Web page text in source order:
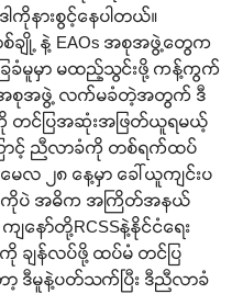
နားစွင့်နေပါတယ်။
ချို့ နဲ့ EAOs အစုအဖွဲ့တွေက
ေခံမူမှာ မထည့်သွင်းဖို့ ကန့်ကွက်
ာ်အစုအဖွဲ့ လက်မခံတဲ့အတွက် ဒီ
ကို တင်ပြအဆုံးအဖြတ်ယူရမယ့်
ောင့် ညီလာခံကို တစ်ရက်ထပ်
ေလ ၂၈ နေ့မှာ ခေါ်ယူကျင်းပ
မူကိုပဲ အဓိက အကြိတ်အနယ်
နော်တို့RCSSနဲ့နိုင်ငံရေး
ချန်လပ်ဖို့ ထပ်မံ တင်ပြ
ာ့ ဒီမူနဲ့ပတ်သက်ပြီး ဒီညီလာခံ